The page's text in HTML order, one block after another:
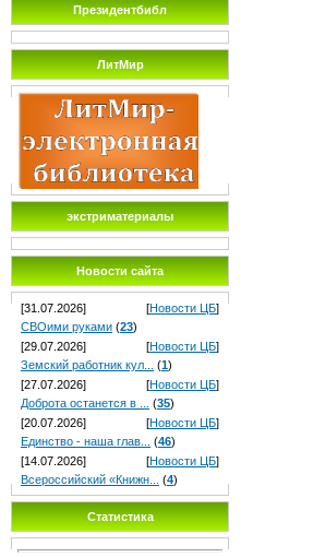
Президентбибл
ЛитМир
экстриматериалы
Новости сайта
[31.07.2026] [Новости ЦБ]
СВОими руками (23)
[29.07.2026]
[Новости ЦБ]
Земский работник кул...
(1)
[27.07.2026]
[Новости ЦБ]
Доброта останется в ...
(35)
[20.07.2026]
[Новости ЦБ]
Единство - наша глав...
(46)
[14.07.2026]
[Новости ЦБ]
Всероссийский «Книжн...
(4)
Статистика